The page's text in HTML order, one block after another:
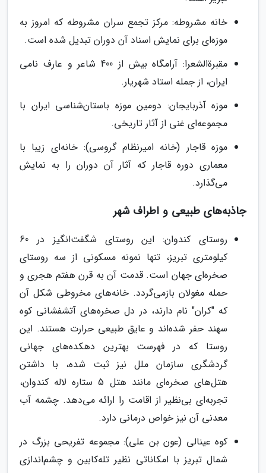
خانه مشروطه: مرکز تجمع سران مشروطه که امروز به
موزه‌ای برای نمایش اسناد آن دوران تبدیل شده است.
مقبرةالشعرا: آرامگاه بیش از 400 شاعر و عارف نامی
ایران، از جمله استاد شهریار.
موزه آذربایجان: دومین موزه باستان‌شناسی ایران با
مجموعه‌ای غنی از آثار تاریخی.
موزه قاجار (خانه امیرنظام گروسی): خانه‌ای زیبا با
معماری دوره قاجار که آثار آن دوران را به نمایش
می‌گذارد.
جاذبه‌های طبیعی و اطراف شهر
روستای کندوان: این روستای شگفت‌انگیز در 60
کیلومتری تبریز، تنها نمونه مسکونی از سه روستای
صخره‌ای جهان است. قدمت آن به قرن هفتم هجری و
حمله مغولان بازمی‌گردد. خانه‌های مخروطی شکل آن
که "کران" نام دارند، در دل صخره‌های آتشفشانی کوه
سهند حفر شده‌اند و عایق طبیعی حرارت هستند. این
روستا که در فهرست بهترین دهکده‌های جهانی
گردشگری سازمان ملل نیز ثبت شده، با داشتن
هتل‌های صخره‌ای مانند هتل 5 ستاره لاله کندوان،
تجربه‌ای بی‌نظیر از اقامت را ارائه می‌دهد. چشمه آب
معدنی آن نیز خواص درمانی دارد.
کوه عینالی (عون بن علی): مجموعه تفریحی بزرگ در
شمال تبریز با امکاناتی نظیر تله‌کابین و چشم‌اندازی